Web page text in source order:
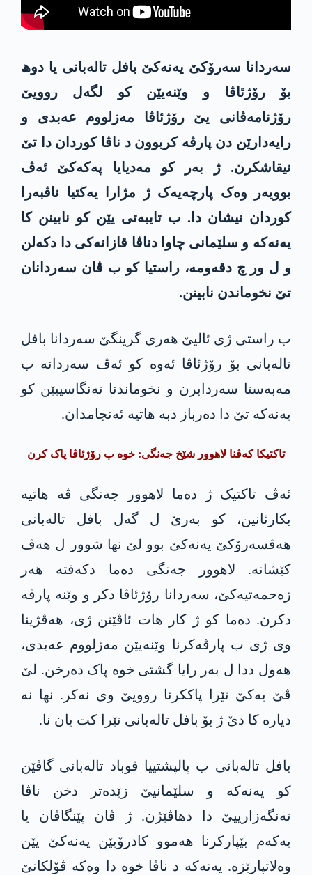
سەردانا سەرۆکێ یەنەکێ بافل تالەبانی یا دوھ
بۆ رۆژئاڤا و وێنەیێن کو لگەل روویێ
رۆژنامەڤانی یێ رۆژئاڤا مەزلووم عەبدی و
رایەدارێن دن پارڤە کربوون د ناڤا کوردان دا تێ
نیقاشکرن. ژ بەر کو مەدیایا پەکەکێ ئەڤ
بوویەر وەک پارچەیەک ژ مژارا یەکتیا ناڤبەرا
کوردان نیشان دا. ب تایبەتی یێن کو نابینن کا
یەنەکە و سلێمانی چاوا دناڤا قازانەکی دا دکەلن
و ل ور چ دقەومە، راستیا کو ب ڤان سەردانان
تێ نخوماندن نابینن.
ب راستی ژی ئالیێ ھەری گرینگێ سەردانا بافل
تالەبانی بۆ رۆژئاڤا ئەوە کو ئەڤ سەردانە ب
مەبەستا سەردابرن و نخوماندنا تەنگاسییێن کو
یەنەکە تێ دا دەرباز دبە هاتیە ئەنجامدان.
تاکتیکا کەڤنا لاھوور شێخ جەنگی: خوە ب رۆژئاڤا پاک کرن
ئەڤ تاکتیک ژ دەما لاھوور جەنگی ڤە ھاتیە
بکارئانین، کو بەرێ ل گەل بافل تالەبانی
ھەڤسەرۆکێ یەنەکێ بوو لێ نھا شوور ل ھەڤ
کێشانە. لاھوور جەنگی دەما دکەفتە هەر
زەحمەتیەکێ، سەردانا رۆژئاڤا دکر و وێنە پارڤە
دکرن. دەما کو ژ کار ھات ئاڤێتن ژی، هەڤژینا
وی ژی ب پارڤەکرنا وێنەیێن مەزلووم عەبدی،
ھەول ددا ل بەر رایا گشتی خوە پاک دەرخن. لێ
ڤێ یەکێ تێرا پاککرنا روویێ وی نەکر. نھا نە
دیارە کا دێ ژ بۆ بافل تالەبانی تێرا کت یان نا.
بافل تالەبانی ب پالپشتییا قوباد تالەبانی گاڤێن
کو یەنەکە و سلێمانیێ زێدەتر دخن ناڤا
تەنگەزارییێ دا دهاڤێژن. ژ ڤان پێنگاڤان یا
یەکەم بێپارکرنا ھەموو کادرۆیێن یەنەکێ یێن
وەلاتپارێزە. یەنەکە د ناڤا خوە دا وەکە ڤۆلکانێ